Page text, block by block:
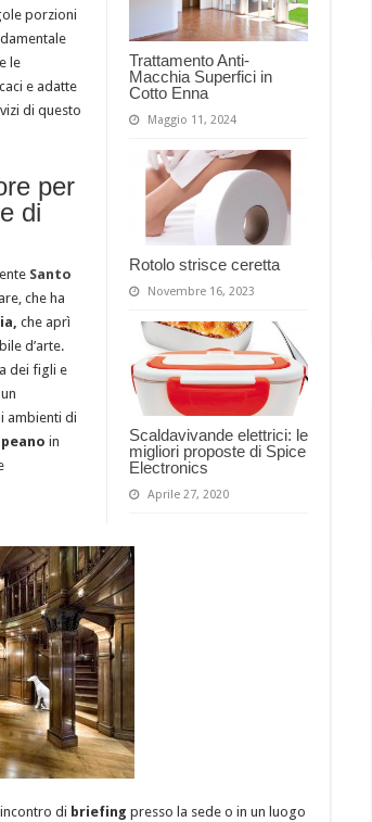
Trattamento Anti-
Macchia Superfici in
Cotto Enna
Maggio 11, 2024
Rotolo strisce ceretta
Novembre 16, 2023
Scaldavivande elettrici: le
migliori proposte di Spice
Electronics
Aprile 27, 2020
porzioni
le
e adatte
di questo
per
di
Santo
che ha
che aprì
d’arte.
dei figli e
ambienti di
in
di briefing presso la sede o in un luogo